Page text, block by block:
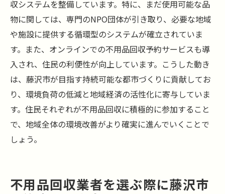
収システムを整備しています。特に、まだ使用可能な品
物に関しては、専門のNPO団体が引き取り、必要な地域
や施設に提供する循環型のシステムが確立されていま
す。また、オンラインでの不用品回収予約サービスも導
入され、住民の利便性が向上しています。こうした動き
は、藤沢市が目指す持続可能な都市づくりに貢献してお
り、環境負荷の低減と地域経済の活性化に寄与していま
す。住民それぞれが不用品回収に積極的に参加すること
で、地域全体の環境改善がより確実に進んでいくことで
しょう。
不用品回収業者を選ぶ際に藤沢市